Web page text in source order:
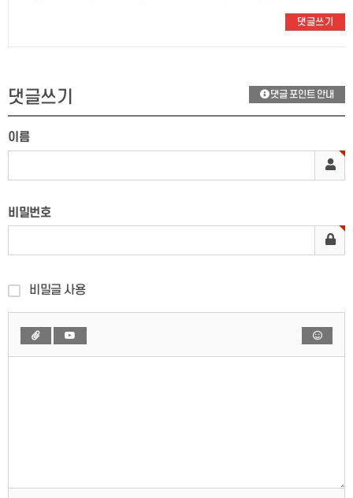
댓글쓰기
댓글쓰기 댓글 포인트 안내
이름
비밀번호
비밀글 사용